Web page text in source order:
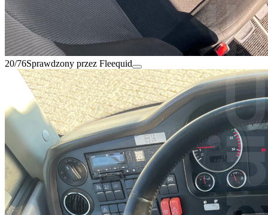
20/76Sprawdzony przez Fleequid